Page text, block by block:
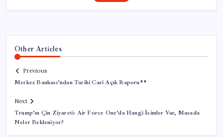
Other Articles
Previous
Merkez Bankası’ndan Tarihi Cari Açık Raporu**
Next
Trump’ın Çin Ziyareti: Air Force One’da Hangi İsimler Var, Masada
Neler Bekleniyor?